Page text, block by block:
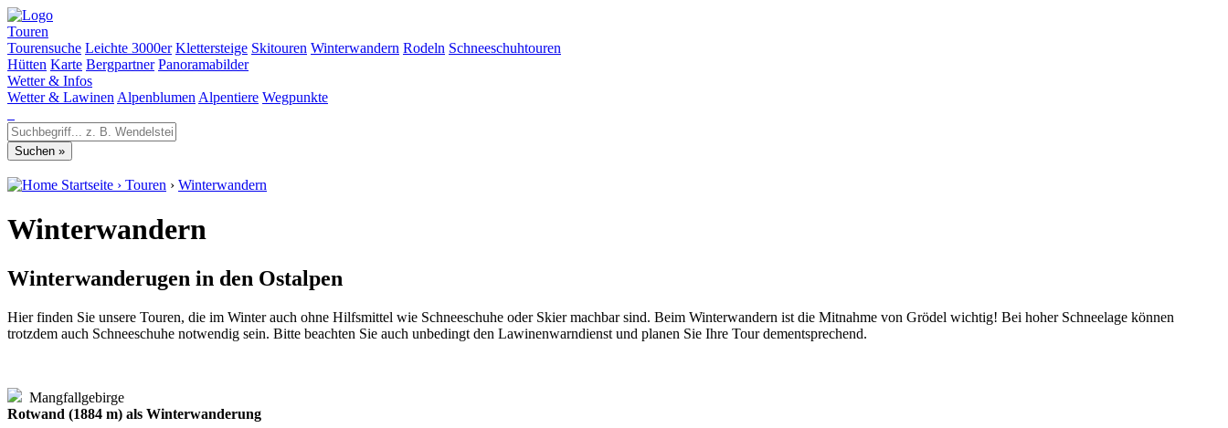
Touren
Tourensuche Leichte 3000er Klettersteige Skitouren Winterwandern Rodeln Schneeschuhtouren
Hütten Karte Bergpartner Panoramabilder
Wetter & Infos
Wetter & Lawinen Alpenblumen Alpentiere Wegpunkte
Startseite › Touren › Winterwandern
Winterwandern
Winterwanderugen in den Ostalpen
Hier finden Sie unsere Touren, die im Winter auch ohne Hilfsmittel wie Schneeschuhe oder Skier machbar sind. Beim Winterwandern ist die Mitnahme von Grödel wichtig! Bei hoher Schneelage können
trotzdem auch Schneeschuhe notwendig sein. Bitte beachten Sie auch unbedingt den Lawinenwarndienst und planen Sie Ihre Tour dementsprechend.
Mangfallgebirge
Rotwand (1884 m) als Winterwanderung